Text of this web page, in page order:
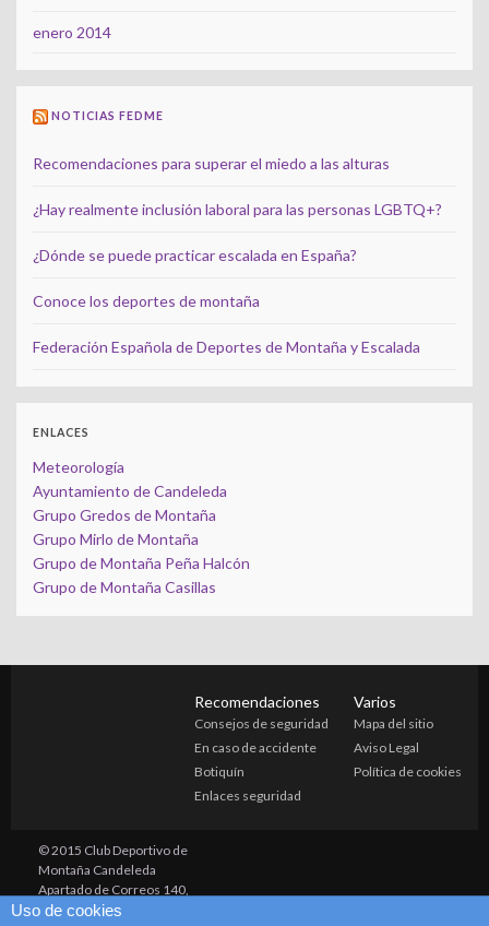
enero 2014
NOTICIAS FEDME
Recomendaciones para superar el miedo a las alturas
¿Hay realmente inclusión laboral para las personas LGBTQ+?
¿Dónde se puede practicar escalada en España?
Conoce los deportes de montaña
Federación Española de Deportes de Montaña y Escalada
ENLACES
Meteorología
Ayuntamiento de Candeleda
Grupo Gredos de Montaña
Grupo Mirlo de Montaña
Grupo de Montaña Peña Halcón
Grupo de Montaña Casillas
Recomendaciones
Consejos de seguridad
En caso de accidente
Botiquín
Enlaces seguridad
Varios
Mapa del sitio
Aviso Legal
Política de cookies
© 2015 Club Deportivo de
Montaña Candeleda
Apartado de Correos 140,
Candeleda (05480) Avila
Uso de cookies